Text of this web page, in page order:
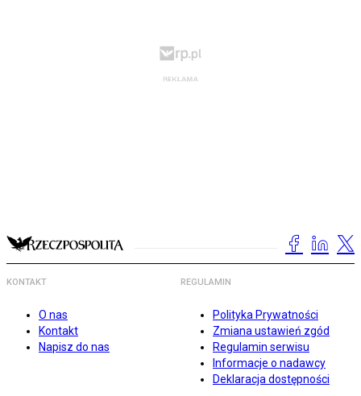
KONTAKT
O nas
Kontakt
Napisz do nas
REGULAMIN
Polityka Prywatności
Zmiana ustawień zgód
Regulamin serwisu
Informacje o nadawcy
Deklaracja dostępności